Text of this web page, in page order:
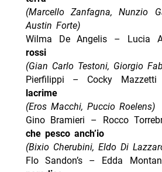
(Marcello Zanfagna, Nunzio
Austin Forte)
Wilma De Angelis – Lucia
rossi
(Gian Carlo Testoni, Giorgio
Pierfilippi – Cocky
lacrime
(Eros Macchi, Puccio Roelens)
Gino Bramieri – Rocco
che pesco anch’io
(Bixio Cherubini, Eldo Di
Flo Sandon’s – Edda